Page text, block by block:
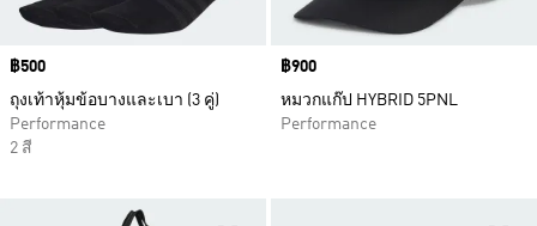
Price
฿500
ถุงเท้าหุ้มข้อบางและเบา (3 คู่)
Performance
2 สี
Price
฿900
หมวกแก๊ป HYBRID 5PNL
Performance